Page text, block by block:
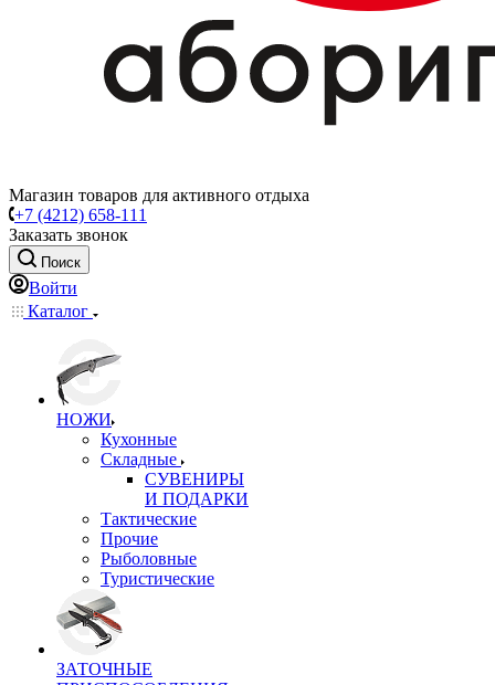
Магазин товаров для активного отдыха
+7 (4212) 658-111
Заказать звонок
Поиск
Войти
Каталог
НОЖИ
Кухонные
Складные
СУВЕНИРЫ
И ПОДАРКИ
Тактические
Прочие
Рыболовные
Туристические
ЗАТОЧНЫЕ